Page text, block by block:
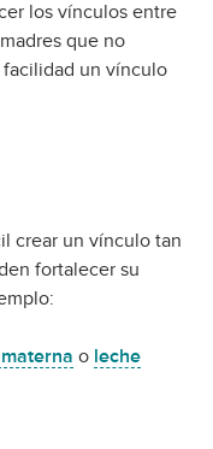
los vínculos entre
que no
facilidad un vínculo
crear un vínculo tan
fortalecer su
o leche